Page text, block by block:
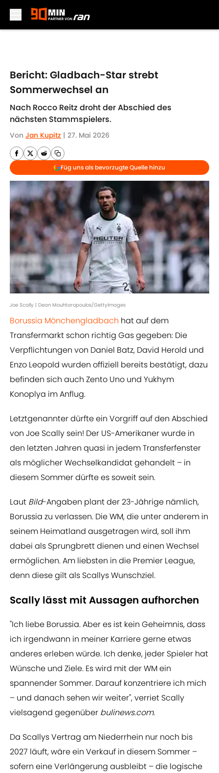
Bericht: Gladbach-Star strebt
Sommerwechsel an
Nach Rocco Reitz droht der Abschied des
nächsten Stammspielers.
Von Jan Kupitz | 27. Mai 2026
Füg uns als bevorzugte Quelle hinzu
Joe Scally | Dean Mouhtaropoulos/GettyImages
Borussia Mönchengladbach hat auf dem
Transfermarkt schon richtig Gas gegeben: Die
Verpflichtungen von Daniel Batz, David Herold und
Enzo Leopold wurden offiziell bereits bestätigt, dazu
befinden sich auch Zento Uno und Yukhym
Konoplya im Anflug.
Letztgenannter dürfte ein Vorgriff auf den Abschied
von Joe Scally sein! Der US-Amerikaner wurde in
den letzten Jahren quasi in jedem Transferfenster
als möglicher Wechselkandidat gehandelt – in
diesem Sommer dürfte es soweit sein.
Laut Bild-Angaben plant der 23-Jährige nämlich,
Borussia zu verlassen. Die WM, die unter anderem in
seinem Heimatland ausgetragen wird, soll ihm
dabei als Sprungbrett dienen und einen Wechsel
ermöglichen. Am liebsten in die Premier League,
denn diese gilt als Scallys Wunschziel.
Scally lässt mit Aussagen aufhorchen
"Ich liebe Borussia. Aber es ist kein Geheimnis, dass
ich irgendwann in meiner Karriere gerne etwas
anderes erleben würde. Ich denke, jeder Spieler hat
Wünsche und Ziele. Es wird mit der WM ein
spannender Sommer. Darauf konzentriere ich mich
– und danach sehen wir weiter", verriet Scally
vielsagend gegenüber bulinews.com.
Da Scallys Vertrag am Niederrhein nur noch bis
2027 läuft, wäre ein Verkauf in diesem Sommer –
sofern eine Verlängerung ausbleibt – die logische